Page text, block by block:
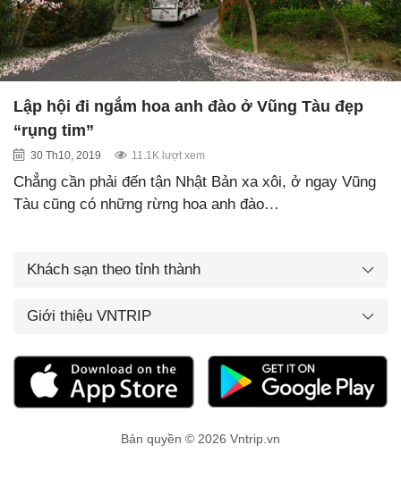
Lập hội đi ngắm hoa anh đào ở Vũng Tàu đẹp
“rụng tim”
30 Th10, 2019 11.1K lượt xem
Chẳng cần phải đến tận Nhật Bản xa xôi, ở ngay Vũng
Tàu cũng có những rừng hoa anh đào…
Khách sạn theo tỉnh thành
Giới thiệu VNTRIP
Bản quyền © 2026 Vntrip.vn